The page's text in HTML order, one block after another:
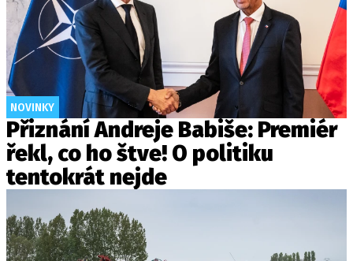
NOVINKY
Přiznání Andreje Babiše: Premiér
řekl, co ho štve! O politiku
tentokrát nejde